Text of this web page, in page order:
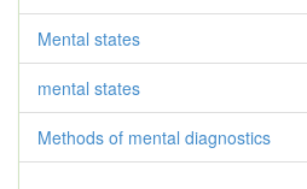
Mental states
mental states
Methods of mental diagnostics